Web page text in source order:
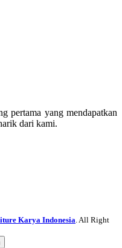
pertama yang mendapatkan
dari kami.
Karya Indonesia. All Right